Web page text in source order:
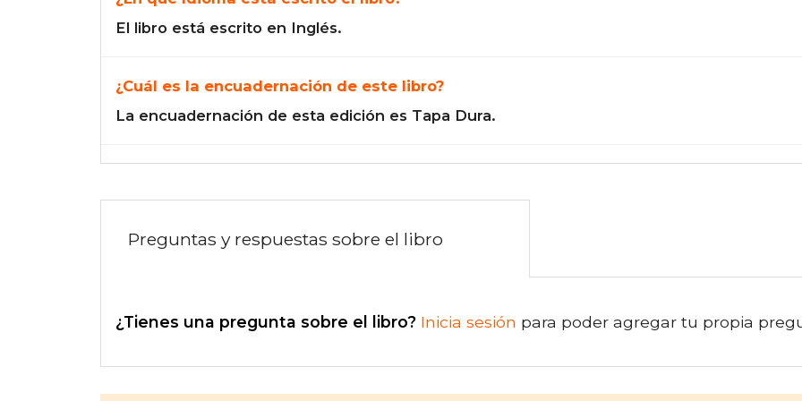
El libro está escrito en Inglés.
¿Cuál es la encuadernación de este libro?
La encuadernación de esta edición es Tapa Dura.
Preguntas y respuestas sobre el libro
¿Tienes una pregunta sobre el libro? Inicia sesión para poder agregar tu propia